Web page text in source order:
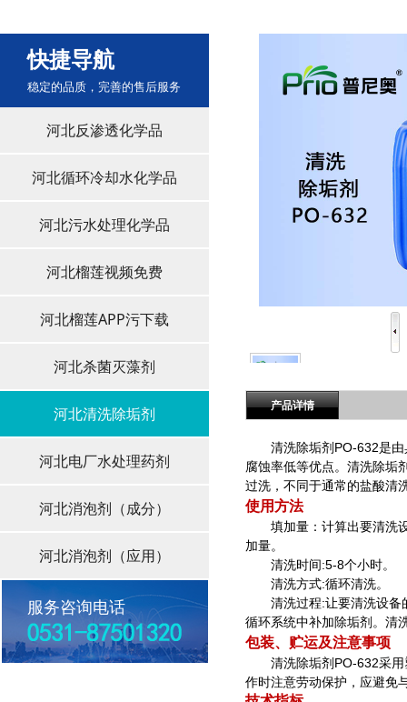
快捷导航
稳定的品质，完善的售后服务
河北反渗透化学品
河北循环冷却水化学品
河北污水处理化学品
河北榴莲视频免费
河北榴莲APP污下载
河北杀菌灭藻剂
河北清洗除垢剂
河北电厂水处理药剂
河北消泡剂（成分）
河北消泡剂（应用）
服务咨询电话
产品详情
清洗除垢剂PO-632是由具有
腐蚀率低等优点。清洗除
过洗，不同于通常的盐酸清洗
使用方法
填加量：计算出要清
加量。
清洗时间:5-8个小时。
清洗方式:循环清洗。
清洗过程:让要清洗设备的水
循环系统中补加除垢剂。清洗
包装、贮运及注意事项
清洗除垢剂PO-632采用塑料
作时注意劳动保护，应避免与